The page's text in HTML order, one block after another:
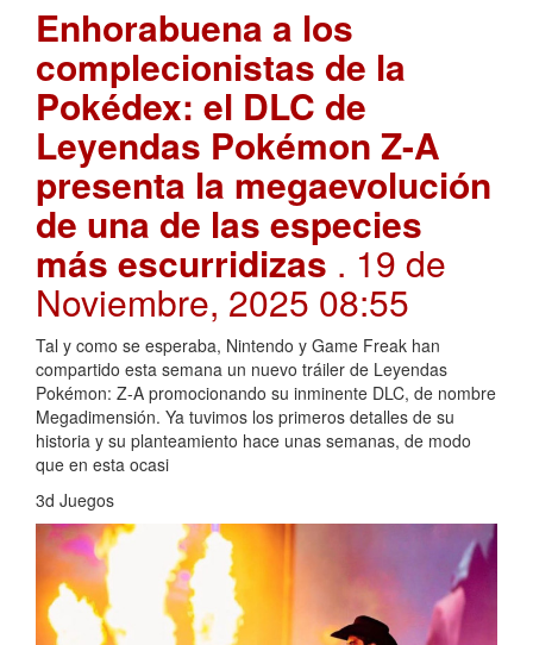
Enhorabuena a los
complecionistas de la
Pokédex: el DLC de
Leyendas Pokémon Z-A
presenta la megaevolución
de una de las especies
más escurridizas . 19 de
Noviembre, 2025 08:55
Tal y como se esperaba, Nintendo y Game Freak han
compartido esta semana un nuevo tráiler de Leyendas
Pokémon: Z-A promocionando su inminente DLC, de nombre
Megadimensión. Ya tuvimos los primeros detalles de su
historia y su planteamiento hace unas semanas, de modo
que en esta ocasi
3d Juegos